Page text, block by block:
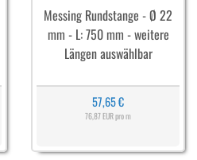
Messing Rundstange - Ø 22
mm - L: 750 mm - weitere
Längen auswählbar
57,65 €
76,87 EUR pro m